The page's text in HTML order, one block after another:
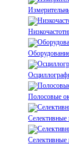
Полосовые
Селективные